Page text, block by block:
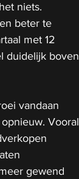
niets.
beter te
met 12
duidelijk boven
vandaan
Vooral
gewend